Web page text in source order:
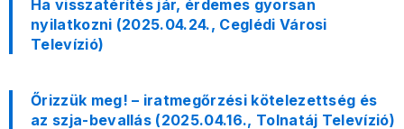
Ha visszatérítés jár, érdemes gyorsan
nyilatkozni (2025.04.24., Ceglédi Városi
Televízió)
Őrizzük meg! – iratmegőrzési kötelezettség és
az szja-bevallás (2025.04.16., Tolnatáj Televízió)